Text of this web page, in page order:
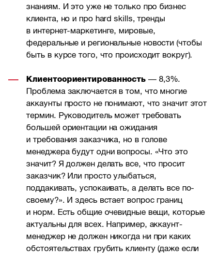
знаниям. И это уже не только про бизнес
клиента, но и про hard skills, тренды
в интернет-маркетинге, мировые,
федеральные и региональные новости (чтобы
быть в курсе того, что происходит вокруг).
Клиентоориентированность — 8,3%.
Проблема заключается в том, что многие
аккаунты просто не понимают, что значит этот
термин. Руководитель может требовать
большей ориентации на ожидания
и требования заказчика, но в голове
менеджера будут одни вопросы. «Что это
значит? Я должен делать все, что просит
заказчик? Или просто улыбаться,
поддакивать, успокаивать, а делать все по-
своему?». И здесь встает вопрос границ
и норм. Есть общие очевидные вещи, которые
актуальны для всех. Например, аккаунт-
менеджер не должен никогда ни при каких
обстоятельствах грубить клиенту (даже если